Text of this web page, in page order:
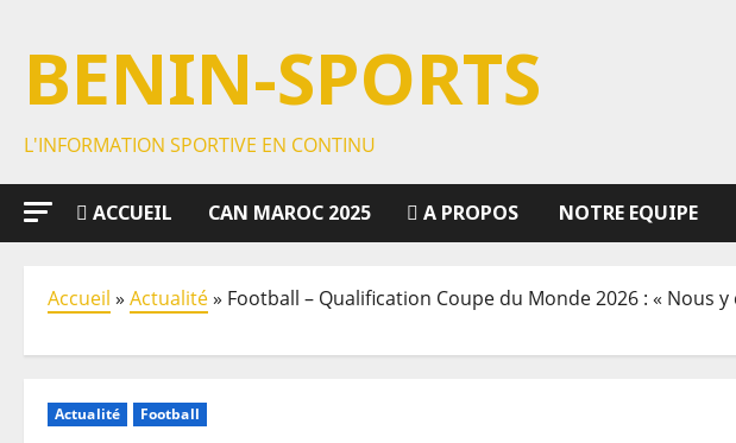
BENIN-SPORTS
L'INFORMATION SPORTIVE EN CONTINU
ACCUEIL CAN MAROC 2025 A PROPOS NOTRE EQUIPE
Accueil » Actualité» Football – Qualification Coupe du Monde 2026 : « Nous
Actualité Football